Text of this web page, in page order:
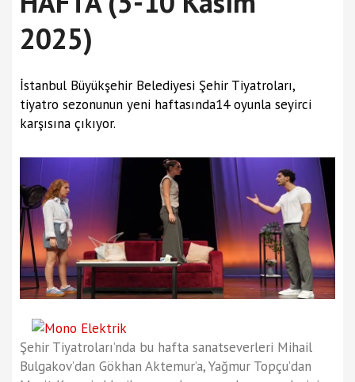
2025)
İstanbul Büyükşehir Belediyesi Şehir Tiyatroları,
tiyatro sezonunun yeni haftasında14 oyunla seyirci
karşısına çıkıyor.
Şehir Tiyatroları’nda bu hafta sanatseverleri Mihail
Bulgakov’dan Gökhan Aktemur’a, Yağmur Topçu’dan